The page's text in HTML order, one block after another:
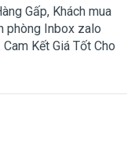
Gấp, Khách mua
phòng Inbox zalo
Kết Giá Tốt Cho